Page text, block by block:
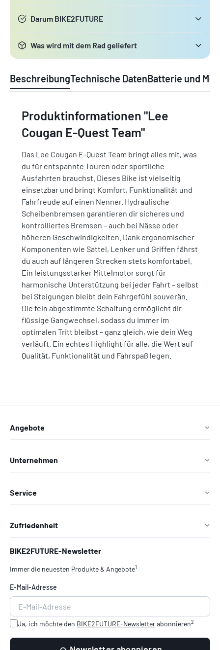
Darum BIKE2FUTURE
Was wird mit dem Rad geliefert
BeschreibungTechnische DatenBatterie und
Produktinformationen "Lee
Cougan E-Quest Team"
Das Lee Cougan E-Quest Team bringt alles mit, was
du für entspannte Touren oder sportliche
Ausfahrten brauchst. Dieses Bike ist vielseitig
einsetzbar und bringt Komfort, Funktionalität und
Fahrfreude auf einen Nenner. Hydraulische
Scheibenbremsen garantieren dir sicheres und
kontrolliertes Bremsen – auch bei Nässe oder
höheren Geschwindigkeiten. Dank ergonomischer
Komponenten wie Sattel, Lenker und Griffen fährst
du auch auf längeren Strecken stets komfortabel.
Ein leistungsstarker Mittelmotor sorgt für
harmonische Unterstützung bei jeder Fahrt – selbst
bei Steigungen bleibt dein Fahrgefühl souverän.
Die fein abgestimmte Schaltung ermöglicht dir
flüssige Gangwechsel, sodass du immer im
optimalen Tritt bleibst – ganz gleich, wie dein Weg
verläuft. Ein echtes Highlight für alle, die Wert auf
Qualität, Funktionalität und Fahrspaß legen.
Angebote
Unternehmen
Service
Zufriedenheit
BIKE2FUTURE-Newsletter
Immer die neuesten Produkte & Angebote1
E-Mail-Adresse
Ja, ich möchte den BIKE2FUTURE-Newsletterabonnieren2